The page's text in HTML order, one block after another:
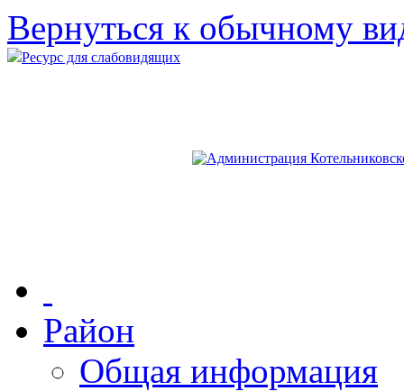
Вернуться к обычному
Ресурс для слабовидящих
Район
Общая информация